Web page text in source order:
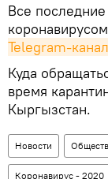
Все
Telegram-
Куда
время
Кыргызстан.
Новости
Коронавирус - 2020